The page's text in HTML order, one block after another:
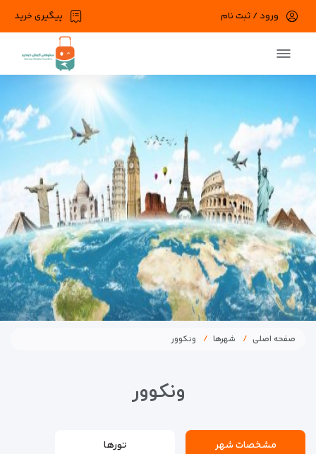
پیگیری خرید ورود / ثبت نام
صفحه اصلی شهرها ونکوور
ونکوور
مشخصات شهر تورها